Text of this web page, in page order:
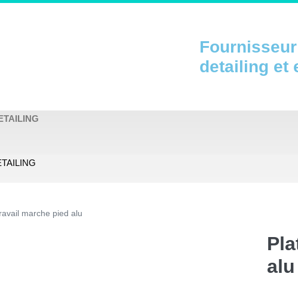
detailing et
marche pied alu
alu